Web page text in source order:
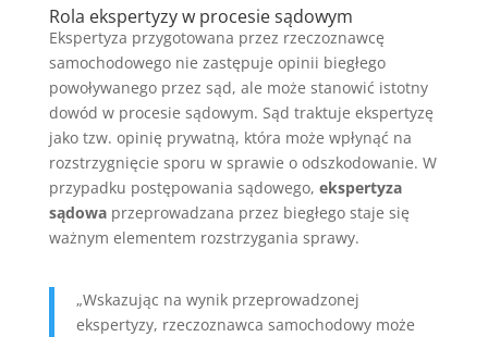
Rola ekspertyzy w procesie sądowym
Ekspertyza przygotowana przez rzeczoznawcę
samochodowego nie zastępuje opinii biegłego
powoływanego przez sąd, ale może stanowić istotny
dowód w procesie sądowym. Sąd traktuje ekspertyzę
jako tzw. opinię prywatną, która może wpłynąć na
rozstrzygnięcie sporu w sprawie o odszkodowanie. W
przypadku postępowania sądowego, ekspertyza
sądowaprzeprowadzana przez biegłego staje się
ważnym elementem rozstrzygania sprawy.
„Wskazując na wynik przeprowadzonej
ekspertyzy, rzeczoznawca samochodowy może